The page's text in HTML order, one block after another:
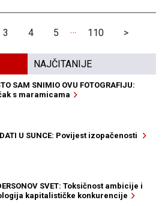
3 4 5 … 110 >
NAJČITANIJE
SAM SNIMIO OVU FOTOGRAFIJU:
s maramicama
U SUNCE: Povijest izopačenosti
SVET: Toksičnost ambicije i
kapitalističke konkurencije